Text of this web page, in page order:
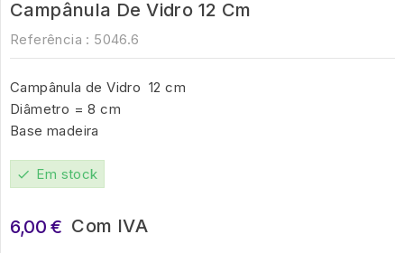
Campânula De Vidro 12 Cm
Referência : 5046.6
Campânula de Vidro 12 cm
Diâmetro = 8 cm
Base madeira
check Em stock
6,00 € Com IVA